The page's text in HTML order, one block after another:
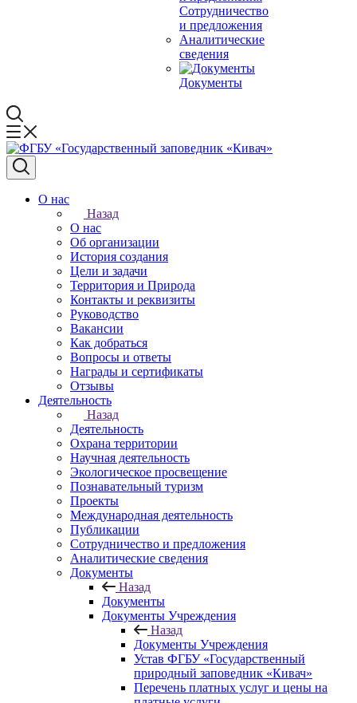
Сотрудничество
и предложения
Аналитические
сведения
Документы
О нас
Назад
О нас
Об организации
История создания
Цели и задачи
Территория и Природа
Контакты и реквизиты
Руководство
Вакансии
Как добраться
Вопросы и ответы
Награды и сертификаты
Отзывы
Деятельность
Назад
Деятельность
Охрана территории
Научная деятельность
Экологическое просвещение
Познавательный туризм
Проекты
Международная деятельность
Публикации
Сотрудничество и предложения
Аналитические сведения
Документы
Назад
Документы
Документы Учреждения
Назад
Документы Учреждения
Устав ФГБУ «Государственный
природный заповедник «Кивач»
Перечень платных услуг и цены на